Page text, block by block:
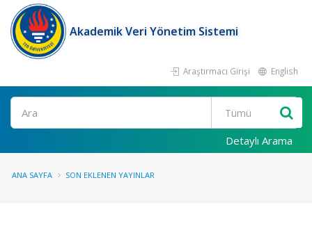
Akademik Veri Yönetim Sistemi
Araştırmacı Girişi English
Ara
Detaylı Arama
ANA SAYFA SON EKLENEN YAYINLAR